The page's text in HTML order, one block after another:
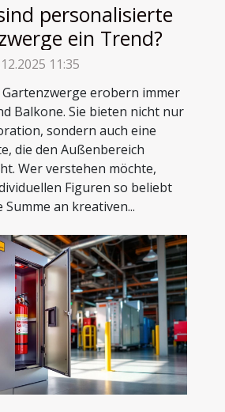
personalisierte
ein Trend?
11:35
erobern immer
Balkone. Sie bieten nicht nur
sondern auch eine
die den Außenbereich
Wer verstehen möchte,
Figuren so beliebt
Summe an kreativen...